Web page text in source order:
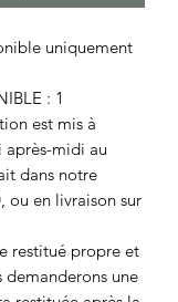
uniquement
: 1
est mis à
midi au
dans notre
ou en livraison sur
restitué propre et
une